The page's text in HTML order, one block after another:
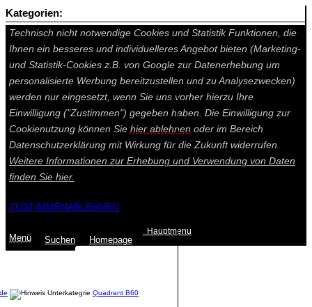
Auf dieser Seite werden technisch notwendige Cookies gesetzt.
Technisch nicht notwendige Cookies und Statistik Funktionen, die
Ihnen ein besseres und individuelleres Angebot bieten (Marketing-
und Statistik-Cookies z.B. von Google zur Datenerhebung um
personalisierte Werbung bereitzustellen und zu Analysezwecken)
werden nur eingesetzt, wenn Sie uns vorher hierzu Ihre
Einwilligung ("Zustimmen") gegeben haben. Die Einwilligung zur
Cookienutzung können Sie hier ablehnen oder im Bereich
Datenschutzerklärung mit Wirkung für die Zukunft widerrufen.
Weitere Informationen zur Erhebung und Verwendung von Daten
finden Sie hier.
ZUSTIMMENABLEHNEN
Menü Suchen Homepage
Hauptmenu
Quadrant B60
Kategorien: